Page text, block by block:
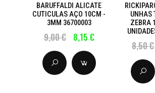
BARUFFALDI ALICATE
CUTICULAS AÇO 10CM -
3MM 36700003
9,00 € 8,15 €
UNHAS
ZEBRA
8,50 €